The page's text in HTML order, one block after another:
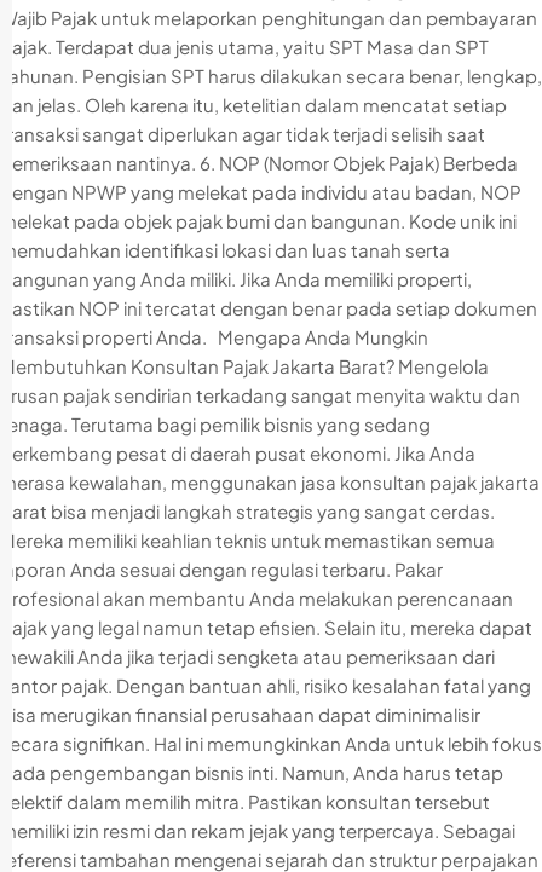
Wajib Pajak untuk melaporkan penghitungan dan pembayaran
pajak. Terdapat dua jenis utama, yaitu SPT Masa dan SPT
Tahunan. Pengisian SPT harus dilakukan secara benar, lengkap,
dan jelas. Oleh karena itu, ketelitian dalam mencatat setiap
transaksi sangat diperlukan agar tidak terjadi selisih saat
pemeriksaan nantinya. 6. NOP (Nomor Objek Pajak) Berbeda
dengan NPWP yang melekat pada individu atau badan, NOP
melekat pada objek pajak bumi dan bangunan. Kode unik ini
memudahkan identifikasi lokasi dan luas tanah serta
bangunan yang Anda miliki. Jika Anda memiliki properti,
pastikan NOP ini tercatat dengan benar pada setiap dokumen
transaksi properti Anda. Mengapa Anda Mungkin
Membutuhkan Konsultan Pajak Jakarta Barat? Mengelola
urusan pajak sendirian terkadang sangat menyita waktu dan
tenaga. Terutama bagi pemilik bisnis yang sedang
berkembang pesat di daerah pusat ekonomi. Jika Anda
merasa kewalahan, menggunakan jasa konsultan pajak jakarta
barat bisa menjadi langkah strategis yang sangat cerdas.
Mereka memiliki keahlian teknis untuk memastikan semua
laporan Anda sesuai dengan regulasi terbaru. Pakar
profesional akan membantu Anda melakukan perencanaan
pajak yang legal namun tetap efisien. Selain itu, mereka dapat
mewakili Anda jika terjadi sengketa atau pemeriksaan dari
kantor pajak. Dengan bantuan ahli, risiko kesalahan fatal yang
bisa merugikan finansial perusahaan dapat diminimalisir
secara signifikan. Hal ini memungkinkan Anda untuk lebih fokus
pada pengembangan bisnis inti. Namun, Anda harus tetap
selektif dalam memilih mitra. Pastikan konsultan tersebut
memiliki izin resmi dan rekam jejak yang terpercaya. Sebagai
referensi tambahan mengenai sejarah dan struktur perpajakan